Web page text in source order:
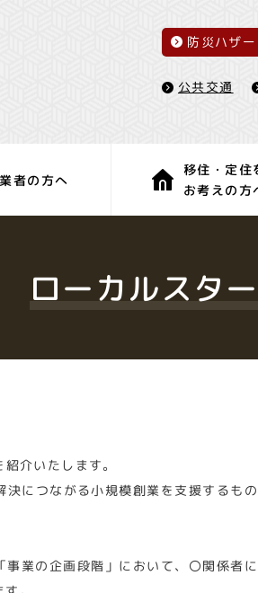
防災ハザ
公共交通
者の方へ
移住・定住
お考えの方
ローカルスタ
介いたします。
につながる小規模創業を支援するも
業の企画段階」において、〇関係者